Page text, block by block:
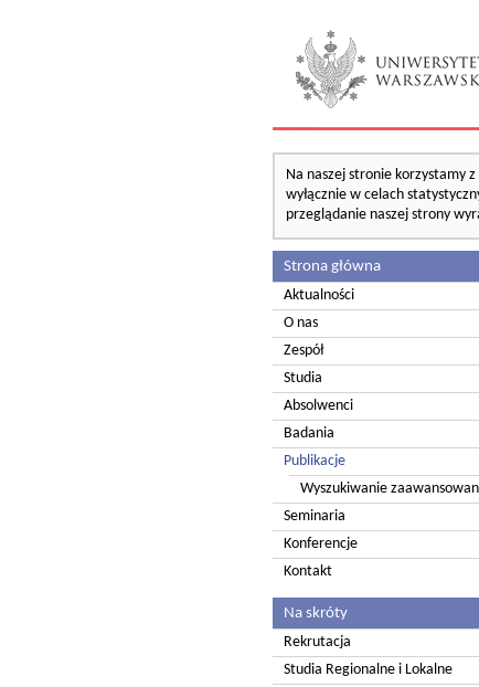
Na naszej stronie korzystamy
wyłącznie w celach
przeglądanie naszej strony
Strona główna
Aktualności
O nas
Zespół
Studia
Absolwenci
Badania
Publikacje
Wyszukiwanie
Seminaria
Konferencje
Kontakt
Na skróty
Rekrutacja
Studia Regionalne i Lokalne